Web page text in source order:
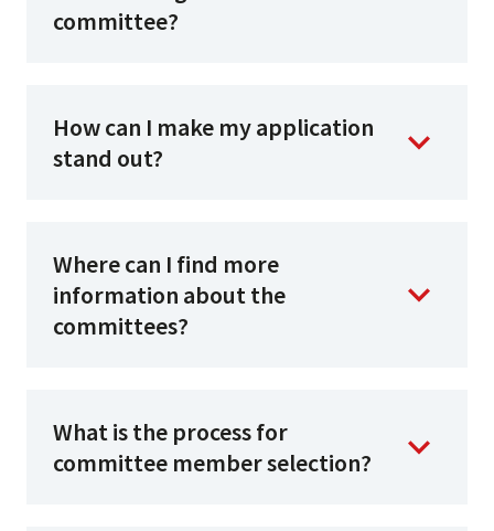
committee?
How can I make my application
stand out?
Where can I find more
information about the
committees?
What is the process for
committee member selection?